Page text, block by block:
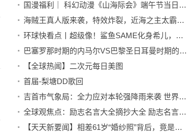
国漫福利｜ 科幻动漫《山海际会》端午节当日双更+限免 天天速看料
海贼王真人版来袭，特效炸裂，近海之主太霸气，红发被咬断手臂
环球快看点丨超级像！鲨鱼SAME化身希儿，乖巧可爱双重人格惊艳登场！
巴塞罗那时期的内马尔VS巴黎圣日耳曼时期的内马尔... 全球新视野
【全球热闻】二次元每日美图
首届-梨塘DD歌回
吉首市气象局：全力应对本轮强降雨来袭 世界独家
全球观焦点：励志名言大全摘抄大全 励志名言佳句大全
【天天新要闻】相差61岁“婚纱照”背后，竟是一段“捡来的”故事